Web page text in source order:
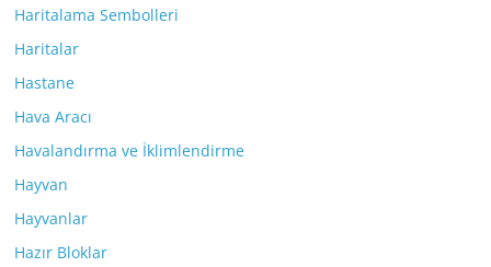
Haritalama Sembolleri
Haritalar
Hastane
Hava Aracı
Havalandırma ve İklimlendirme
Hayvan
Hayvanlar
Hazır Bloklar